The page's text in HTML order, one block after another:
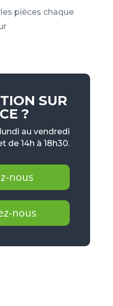
pièces chaque
SUR
?
au vendredi
de 14h à 18h30.
nous
nous